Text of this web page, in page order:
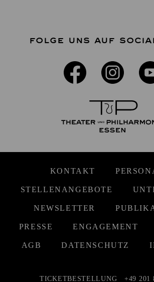
FOLGE UNS AUF
KONTAKT
STELLENANGEBOTE
NEWSLETTER
PRESSE ENGAGEMENT
AGB DATENSCHUTZ
TICKETBESTELLUNG +49 201